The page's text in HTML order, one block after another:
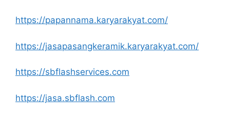
https://papannama.karyarakyat.com/
https://jasapasangkeramik.karyarakyat.com/
https://sbflashservices.com
https://jasa.sbflash.com